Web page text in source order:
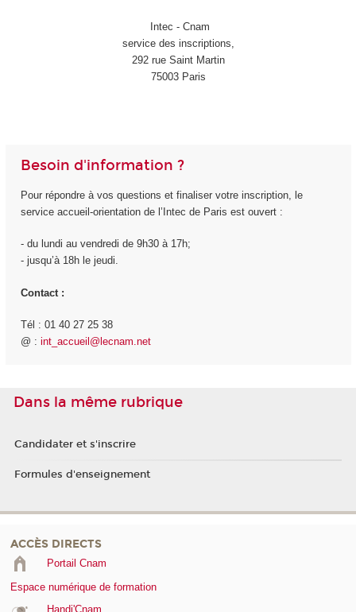
Intec - Cnam
service des inscriptions,
292 rue Saint Martin
75003 Paris
Besoin d'information ?
Pour répondre à vos questions et finaliser votre inscription, le
service accueil-orientation de l’Intec de Paris est ouvert :
- du lundi au vendredi de 9h30 à 17h;
- jusqu’à 18h le jeudi.
Contact :
Tél : 01 40 27 25 38
@ : int_accueil@lecnam.net
Dans la même rubrique
Candidater et s'inscrire
Formules d'enseignement
ACCÈS DIRECTS
Portail Cnam
Espace numérique de formation
Handi'Cnam